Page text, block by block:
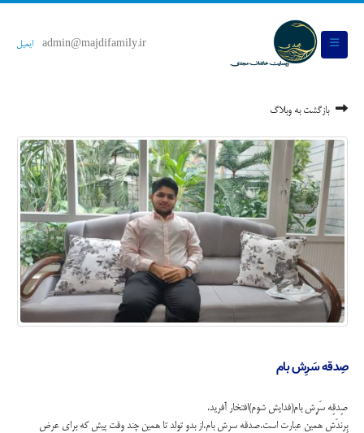
admin@majdifamily.ir ایمیل
بازگشت به وبلاگ
صِدقه سَرِش بام
صِدقِه سَرِش بام(فدایش شوم)افتخار آفرید.
بِرندَش همین عبارت است.صدقه سرش بام.از بدو تولد تا همین چند وقت پیش که برای عرض